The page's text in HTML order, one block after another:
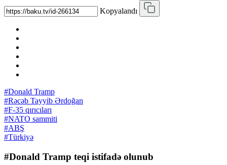
Kopyalandı
#Donald Tramp
#Rəcəb Tayyib Ərdoğan
#F-35 qırıcıları
#NATO sammiti
#ABŞ
#Türkiyə
#Donald Tramp teqi istifadə olunub